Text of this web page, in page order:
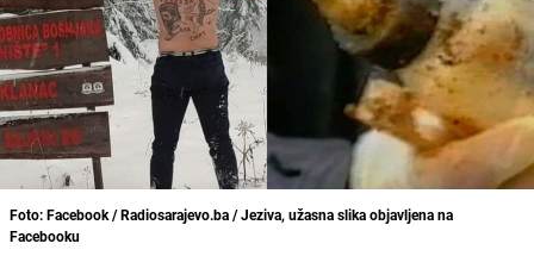
Foto: Facebook / Radiosarajevo.ba / Jeziva, užasna slika objavljena na
Facebooku